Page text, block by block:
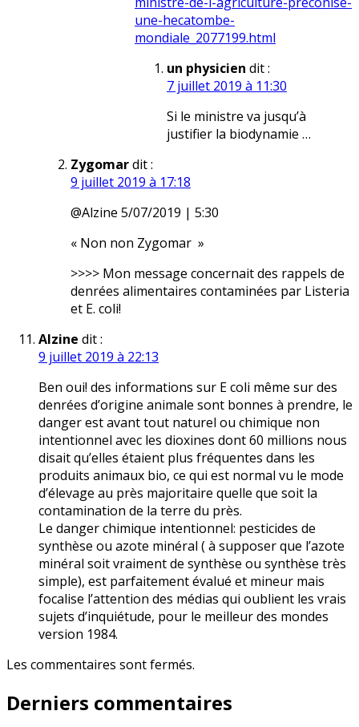
une-hecatombe-
mondiale_2077199.html
un physicien dit :
7 juillet 2019 à 11:30
Si le ministre va jusqu’à
justifier la biodynamie …
Zygomardit :
9 juillet 2019 à 17:18
@Alzine 5/07/2019 | 5:30
« Non non Zygomar »
>>>> Mon message concernait des rappels de
denrées alimentaires contaminées par Listeria
et E. coli!
Alzine dit :
9 juillet 2019 à 22:13
Ben oui! des informations sur E coli même sur des
denrées d’origine animale sont bonnes à prendre, le
danger est avant tout naturel ou chimique non
intentionnel avec les dioxines dont 60 millions nous
disait qu’elles étaient plus fréquentes dans les
produits animaux bio, ce qui est normal vu le mode
d’élevage au près majoritaire quelle que soit la
contamination de la terre du près.
Le danger chimique intentionnel: pesticides de
synthèse ou azote minéral ( à supposer que l’azote
minéral soit vraiment de synthèse ou synthèse très
simple), est parfaitement évalué et mineur mais
focalise l’attention des médias qui oublient les vrais
sujets d’inquiétude, pour le meilleur des mondes
version 1984.
Les commentaires sont fermés.
Derniers commentaires